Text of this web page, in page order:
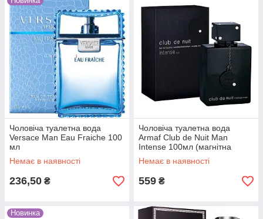
Чоловіча туалетна вода
Versace Man Eau Fraiche 100
мл
Немає в наявності
236,50 ₴
Чоловіча туалетна вода
Armaf Club de Nuit Man
Intense 100мл (магнітна
стрічка)
Немає в наявності
559 ₴
Новинка